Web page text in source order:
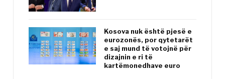
Kosova nuk është pjesë e
eurozonës, por qytetarët
e saj mund të votojnë për
dizajnin e ri të
kartëmonedhave euro